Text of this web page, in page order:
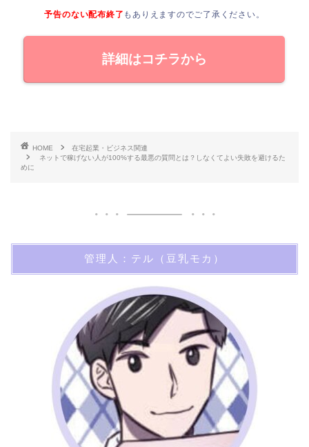
予告のない配布終了 もありえますのでご了承ください。
詳細はコチラから
HOME
在宅起業・ビジネス関連
ネットで稼げない人が100%する最悪の質問とは？しなくてよい失敗を避けるた
めに
管理人：テル（豆乳モカ）